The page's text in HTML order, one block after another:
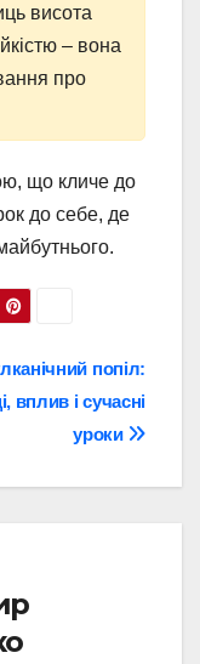
висота
– вона
про
що кличе до
до себе, де
попіл:
вплив і сучасні
уроки